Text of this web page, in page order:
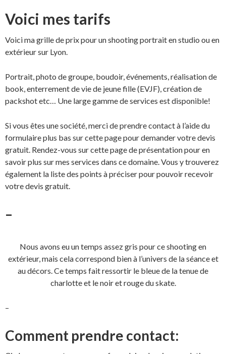
Voici mes tarifs
Voici ma grille de prix pour un shooting portrait en studio ou en
extérieur sur Lyon.
Portrait, photo de groupe, boudoir, événements,réalisation de
book, enterrement de vie de jeune fille (EVJF), création de
packshot etc… Une large gamme de services est disponible!
Si vous êtes une société, merci de prendre contact à l’aide du
formulaire plus bas sur cette page pour demander votre devis
gratuit. Rendez-vous sur cette pagede présentation pour en
savoir plus sur mes services dans ce domaine. Vous y trouverez
également la liste des points à préciser pour pouvoir recevoir
votre devis gratuit.
–
Nous avons eu un temps assez gris pour ce shooting en
extérieur, mais cela correspond bien à l’univers de la séance et
au décors. Ce temps fait ressortir le bleue de la tenue de
charlotte et le noir et rouge du skate.
–
Comment prendre contact: